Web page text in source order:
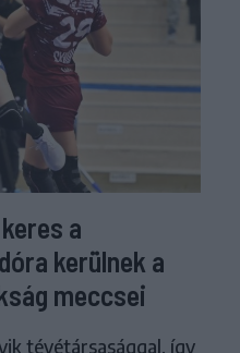
a
kerülnek a
meccsei
tévétársasággal, így